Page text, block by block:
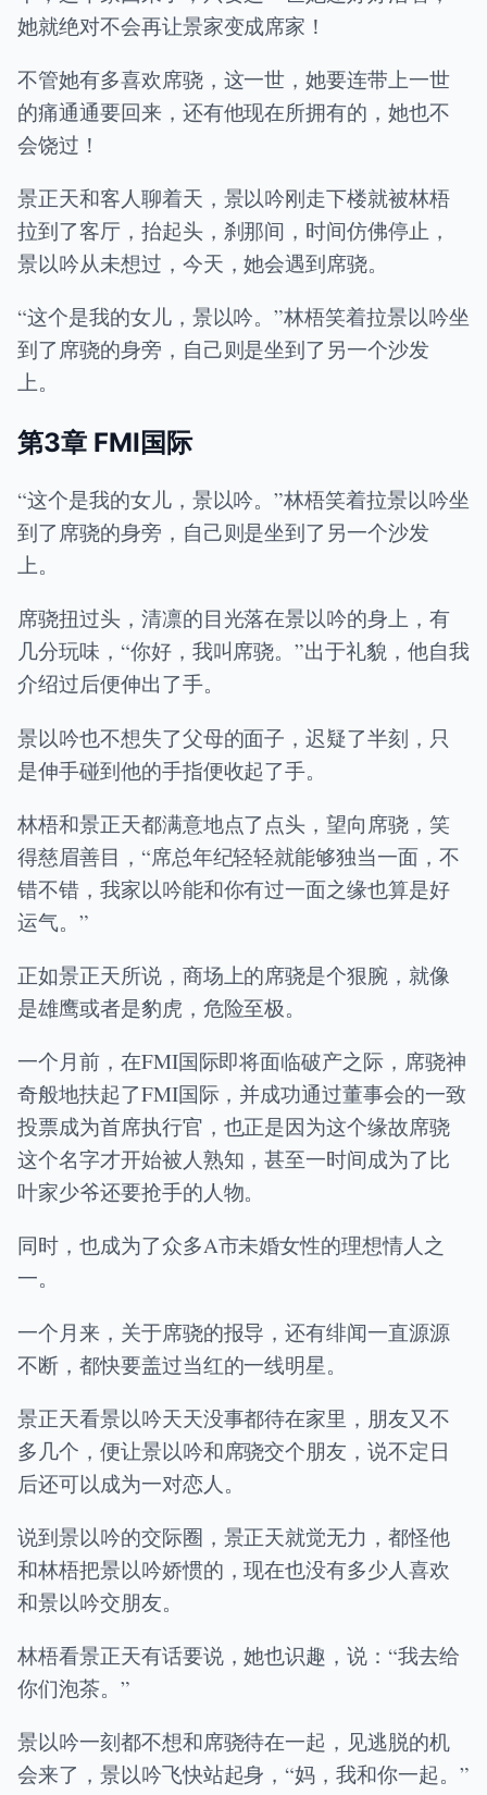
她就绝对不会再让景家变成席家！
不管她有多喜欢席骁，这一世，她要连带上一世
的痛通通要回来，还有他现在所拥有的，她也不
会饶过！
景正天和客人聊着天，景以吟刚走下楼就被林梧
拉到了客厅，抬起头，刹那间，时间仿佛停止，
景以吟从未想过，今天，她会遇到席骁。
“这个是我的女儿，景以吟。”林梧笑着拉景以吟坐
到了席骁的身旁，自己则是坐到了另一个沙发
上。
第3章 FMI国际
“这个是我的女儿，景以吟。”林梧笑着拉景以吟坐
到了席骁的身旁，自己则是坐到了另一个沙发
上。
席骁扭过头，清凛的目光落在景以吟的身上，有
几分玩味，“你好，我叫席骁。”出于礼貌，他自我
介绍过后便伸出了手。
景以吟也不想失了父母的面子，迟疑了半刻，只
是伸手碰到他的手指便收起了手。
林梧和景正天都满意地点了点头，望向席骁，笑
得慈眉善目，“席总年纪轻轻就能够独当一面，不
错不错，我家以吟能和你有过一面之缘也算是好
运气。”
正如景正天所说，商场上的席骁是个狠腕，就像
是雄鹰或者是豹虎，危险至极。
一个月前，在FMI国际即将面临破产之际，席骁神
奇般地扶起了FMI国际，并成功通过董事会的一致
投票成为首席执行官，也正是因为这个缘故席骁
这个名字才开始被人熟知，甚至一时间成为了比
叶家少爷还要抢手的人物。
同时，也成为了众多A市未婚女性的理想情人之
一。
一个月来，关于席骁的报导，还有绯闻一直源源
不断，都快要盖过当红的一线明星。
景正天看景以吟天天没事都待在家里，朋友又不
多几个，便让景以吟和席骁交个朋友，说不定日
后还可以成为一对恋人。
说到景以吟的交际圈，景正天就觉无力，都怪他
和林梧把景以吟娇惯的，现在也没有多少人喜欢
和景以吟交朋友。
林梧看景正天有话要说，她也识趣，说：“我去给
你们泡茶。”
景以吟一刻都不想和席骁待在一起，见逃脱的机
会来了，景以吟飞快站起身，“妈，我和你一起。”